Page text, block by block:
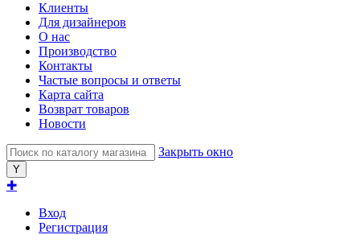
Клиенты
Для дизайнеров
О нас
Производство
Контакты
Частые вопросы и ответы
Карта сайта
Возврат товаров
Новости
Закрыть окно
✚
Вход
Регистрация